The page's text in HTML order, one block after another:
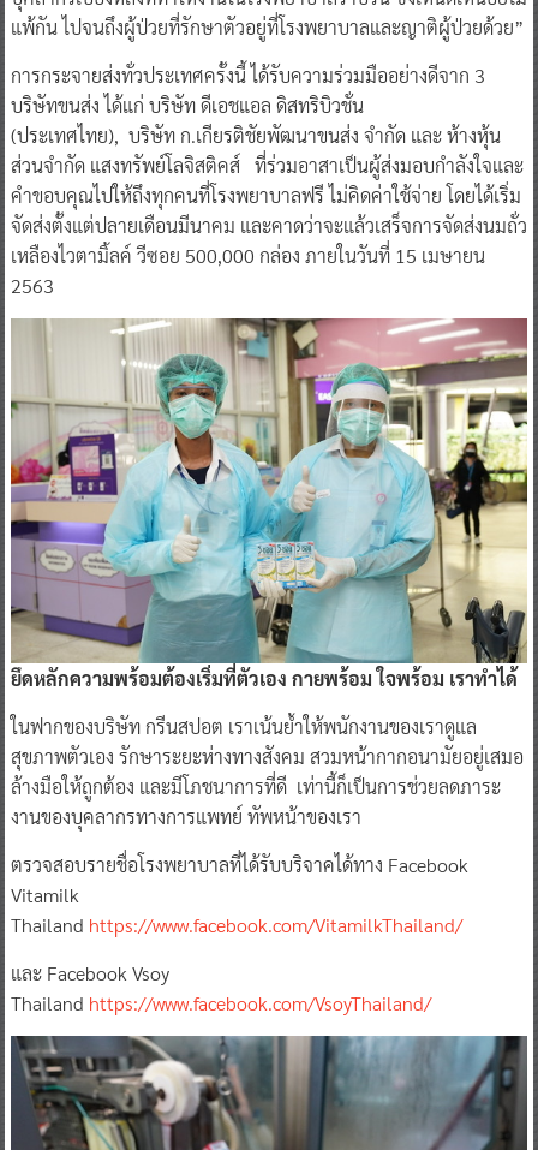
แพ้กัน ไปจนถึงผู้ป่วยที่รักษาตัวอยู่ที่โรงพยาบาลและญาติผู้ป่วยด้วย”
การกระจายส่งทั่วประเทศครั้งนี้ ได้รับความร่วมมืออย่างดีจาก 3
บริษัทขนส่ง ได้แก่ บริษัท ดีเอชแอล ดิสทริบิวชั่น
(ประเทศไทย), บริษัท ก.เกียรติชัยพัฒนาขนส่ง จำกัด และ ห้างหุ้น
ส่วนจำกัด แสงทรัพย์โลจิสติคส์ ที่ร่วมอาสาเป็นผู้ส่งมอบกำลังใจและ
คำขอบคุณไปให้ถึงทุกคนที่โรงพยาบาลฟรี ไม่คิดค่าใช้จ่าย โดยได้เริ่ม
จัดส่งตั้งแต่ปลายเดือนมีนาคม และคาดว่าจะแล้วเสร็จการจัดส่งนมถั่ว
เหลืองไวตามิ้ลค์ วีซอย 500,000 กล่อง ภายในวันที่ 15 เมษายน
2563
ยึดหลักความพร้อมต้องเริ่มที่ตัวเอง กายพร้อม ใจพร้อม เราทำได้
ในฟากของบริษัท กรีนสปอต เราเน้นย้ำให้พนักงานของเราดูแล
สุขภาพตัวเอง รักษาระยะห่างทางสังคม สวมหน้ากากอนามัยอยู่เสมอ
ล้างมือให้ถูกต้อง และมีโภชนาการที่ดี เท่านี้ก็เป็นการช่วยลดภาระ
งานของบุคลากรทางการแพทย์ ทัพหน้าของเรา
ตรวจสอบรายชื่อโรงพยาบาลที่ได้รับบริจาคได้ทาง Facebook
Vitamilk
Thailand https://www.facebook.com/VitamilkThailand/
และ Facebook Vsoy
Thailand https://www.facebook.com/VsoyThailand/